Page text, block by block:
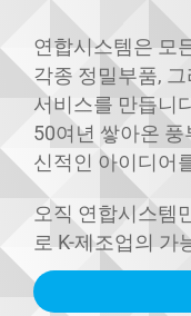
연합시스템은 모
각종 정밀부품,
서비스를 만듭니
50여년 쌓아온
신적인 아이디어
오직 연합시스템
로 K-제조업의 가